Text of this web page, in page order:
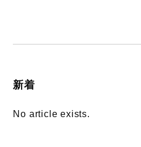
新着
No article exists.